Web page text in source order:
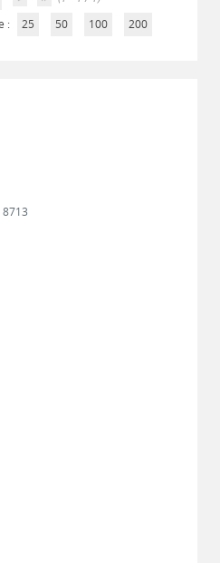
:
25 50 100 200
8713